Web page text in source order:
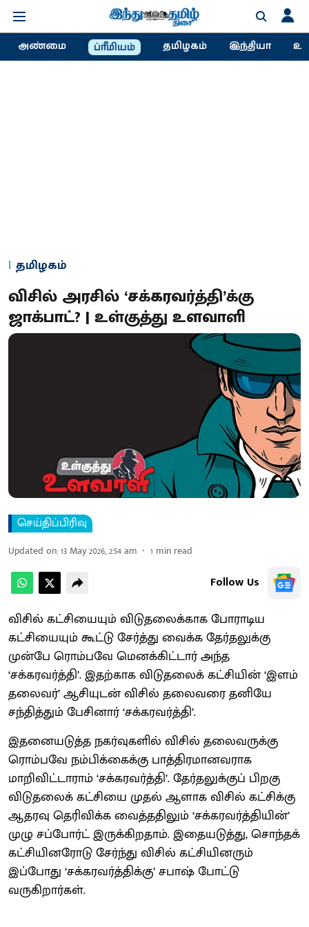
அண்மை ப்ரீமியம் தமிழகம் இந்தியா
தமிழகம்
விசில் அரசில் ‘சக்கரவர்த்தி’க்கு
ஜாக்பாட்? | உள்குத்து உளவாளி
செய்திப்பிரிவு
Updated on:13 May 2026, 2:54 am 1 min read
Follow Us
விசில் கட்சியையும் விடுதலைக்காக போராடிய
கட்சியையும் கூட்டு சேர்த்து வைக்க தேர்தலுக்கு
முன்பே ரொம்பவே மெனக்கிட்டார் அந்த
‘சக்கரவர்த்தி’. இதற்காக விடுதலைக் கட்சியின் ‘இளம்
தலைவர்’ ஆசியுடன் விசில் தலைவரை தனியே
சந்தித்தும் பேசினார் ‘சக்கரவர்த்தி’.
இதனையடுத்த நகர்வுகளில் விசில் தலைவருக்கு
ரொம்பவே நம்பிக்கைக்கு பாத்திரமானவராக
மாறிவிட்டாராம் ‘சக்கரவர்த்தி’. தேர்தலுக்குப் பிறகு
விடுதலைக் கட்சியை முதல் ஆளாக விசில் கட்சிக்கு
ஆதரவு தெரிவிக்க வைத்ததிலும் ‘சக்கரவர்த்தியின்’
முழு சப்போர்ட் இருக்கிறதாம். இதையடுத்து, சொந்தக்
கட்சியினரோடு சேர்ந்து விசில் கட்சியினரும்
இப்போது ‘சக்கரவர்த்திக்கு’ சபாஷ் போட்டு
வருகிறார்கள்.